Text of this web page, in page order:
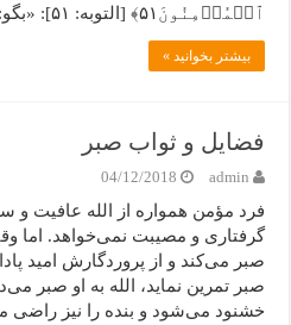
ٱلۡمُؤۡمِنُونَ۵١﴾ [التوبه: ۵۱]: «بگو: هرگز …
بیشتر بخوانید »
فضایل و ثواب صبر
admin
04/12/2018
فرد مؤمن همواره از الله عافیت و
گرفتاری و مصیبت نمی‌خواهد. اما
صبر می‌کند و از پروردگارش امید
صبر تمرین نماید، الله به او صبر